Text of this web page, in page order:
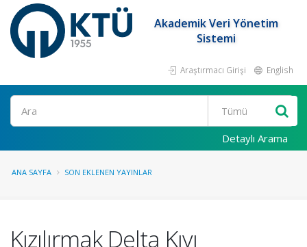
Akademik Veri Yönetim
Sistemi
Araştırmacı Girişi English
Ara
Detaylı Arama
ANA SAYFA SON EKLENEN YAYINLAR
Kızılırmak Delta Kıyı